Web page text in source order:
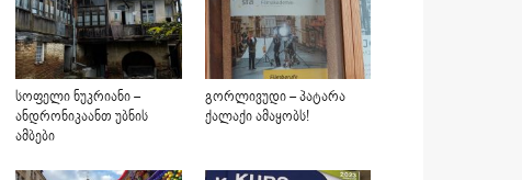
სოფელი ნუკრიანი –
ანდრონიკაანთ უბნის
ამბები
გორლივუდი – პატარა
ქალაქი ამაყობს!